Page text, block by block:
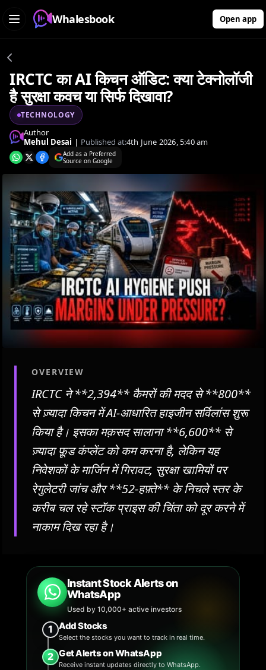
Whalesbook Open app
IRCTC का AI किचन ऑडिट: क्या टेक्नोलॉजी
है सुरक्षा कवच या सिर्फ दिखावा?
TECHNOLOGY
Author
Mehul Desai | Published at:4th June 2026, 5:40 am
Add as a Preferred
Source on Google
OVERVIEW
IRCTC ने **2,394** कैमरों की मदद से **800**
से ज़्यादा किचन में AI-आधारित हाइजीन सर्विलांस शुरू
किया है। इसका मक़सद सालाना **6,600** से
ज़्यादा फ़ूड कंप्लेंट को कम करना है, लेकिन यह
निवेशकों के मार्जिन में गिरावट, सुरक्षा खामियों पर
रेगुलेटरी जांच और **52-हफ़्ते** के निचले स्तर के
करीब चल रहे स्टॉक प्राइस की चिंता को दूर करने में
नाकाम दिख रहा है।
Instant Stock Alerts on
WhatsApp
Used by 10,000+ active investors
1 Add Stocks
Select the stocks you want to track in real time.
2 Get Alerts on WhatsApp
Receive instant updates directly to WhatsApp.